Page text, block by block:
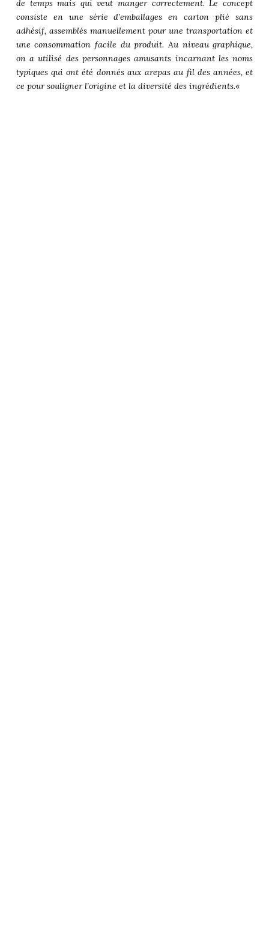
de temps mais qui veut manger correctement. Le concept
consiste en une série d’emballages en carton plié sans
adhésif, assemblés manuellement pour une transportation et
une consommation facile du produit. Au niveau graphique,
on a utilisé des personnages amusants incarnant les noms
typiques qui ont été donnés aux arepas au fil des années, et
ce pour souligner l’origine et la diversité des ingrédients.«